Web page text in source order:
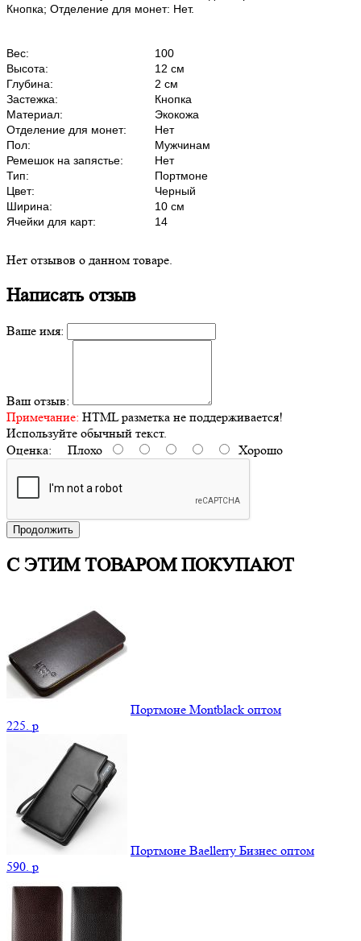
Кнопка; Отделение для монет: Нет.
Вес:
100
Высота:
12 см
Глубина:
2 см
Застежка:
Кнопка
Материал:
Экокожа
Отделение для монет:
Нет
Пол:
Мужчинам
Ремешок на запястье:
Нет
Тип:
Портмоне
Цвет:
Черный
Ширина:
10 см
Ячейки для карт:
14
Нет отзывов о данном товаре.
Написать отзыв
Ваше имя:
Ваш отзыв:
Примечание: HTML разметка не поддерживается!
Используйте обычный текст.
Оценка: Плохо Хорошо
Продолжить
С ЭТИМ ТОВАРОМ ПОКУПАЮТ
Портмоне Montblack оптом
225. p
Портмоне Baellerry Бизнес оптом
590. p